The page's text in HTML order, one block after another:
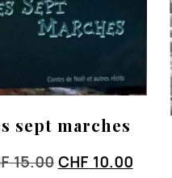
sept marches
15.00 Le
CHF 10.00Le